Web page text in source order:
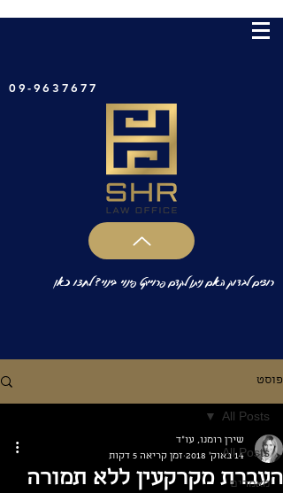
09-9637677
רוצים לבדוק האם ניתן לקדם פרוייקט פינוי בינוי? לחצו כאן
פוסט
All Posts
מאמרים
All Posts
העברת מקרקעין ללא תמורה
שירן רומנו, עו"ד
14 באוק׳ 2018
זמן קריאה 5 דקות